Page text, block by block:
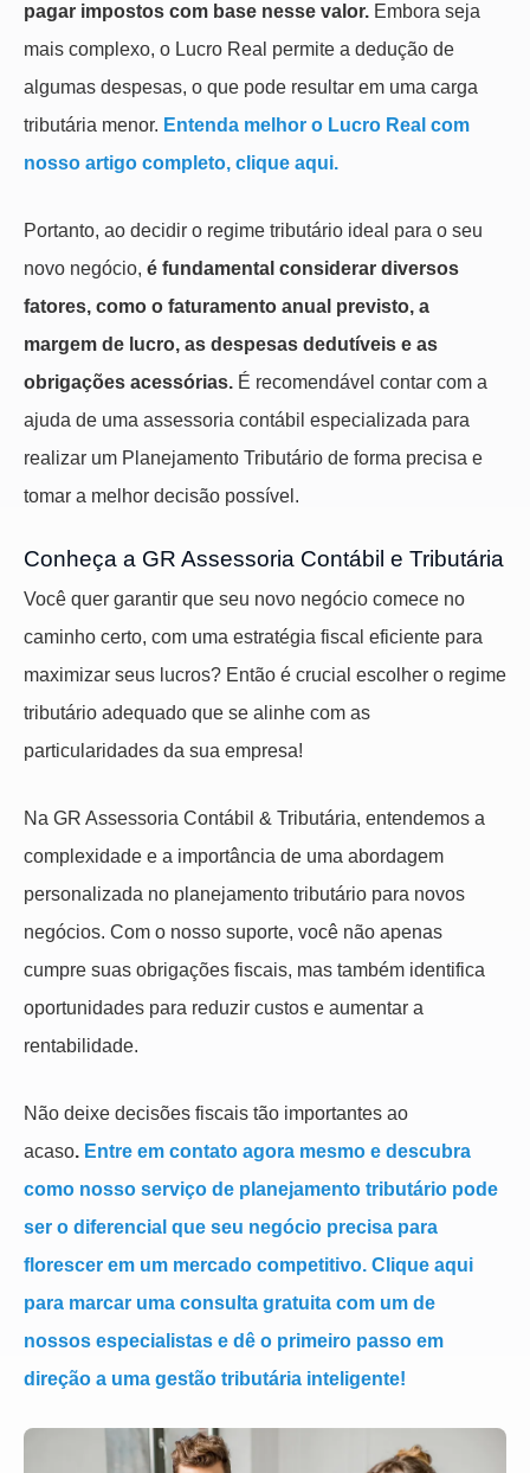
pagar impostos com base nesse valor. Embora seja
mais complexo, o Lucro Real permite a dedução de
algumas despesas, o que pode resultar em uma carga
tributária menor. Entenda melhor o Lucro Real com
nosso artigo completo, clique aqui.
Portanto, ao decidir o regime tributário ideal para o seu
novo negócio, é fundamental considerar diversos
fatores, como o faturamento anual previsto, a
margem de lucro, as despesas dedutíveis e as
obrigações acessórias. É recomendável contar com a
ajuda de uma assessoria contábil especializada para
realizar um Planejamento Tributário de forma precisa e
tomar a melhor decisão possível.
Conheça a GR Assessoria Contábil e Tributária
Você quer garantir que seu novo negócio comece no
caminho certo, com uma estratégia fiscal eficiente para
maximizar seus lucros? Então é crucial escolher o regime
tributário adequado que se alinhe com as
particularidades da sua empresa!
Na GR Assessoria Contábil & Tributária, entendemos a
complexidade e a importância de uma abordagem
personalizada no planejamento tributário para novos
negócios. Com o nosso suporte, você não apenas
cumpre suas obrigações fiscais, mas também identifica
oportunidades para reduzir custos e aumentar a
rentabilidade.
Não deixe decisões fiscais tão importantes ao
acaso. Entre em contato agora mesmo e descubra
como nosso serviço de planejamento tributário pode
ser o diferencial que seu negócio precisa para
florescer em um mercado competitivo. Clique aqui
para marcar uma consulta gratuita com um de
nossos especialistas e dê o primeiro passo em
direção a uma gestão tributária inteligente!